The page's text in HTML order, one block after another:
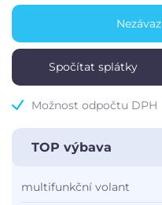
Možnost odpočtu DPH
Spočítat splátky
TOP výbava
multifunkční volant